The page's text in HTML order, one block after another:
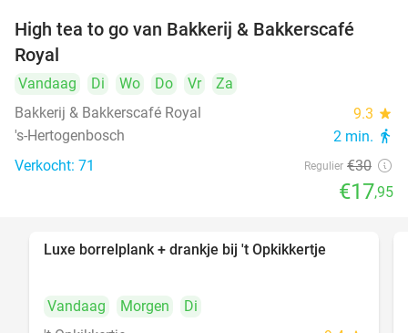
40%
High tea to go van Bakkerij & Bakkerscafé
Royal
Vandaag Di Wo Do Vr
Za
Bakkerij & Bakkerscafé Royal
9.3 star
's-Hertogenbosch 2 min. directions_walk
Verkocht: 71 Regulier €30
€17,95
Luxe borrelplank + drankje bij 't Opkikkertje
Vandaag Morgen
Di